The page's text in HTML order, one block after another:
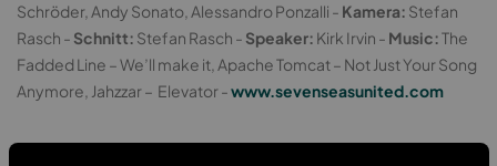
Schröder, Andy Sonato, Alessandro Ponzalli - Kamera: Stefan
Rasch - Schnitt: Stefan Rasch - Speaker: Kirk Irvin - Music:The
Fadded Line – We’ll make it, Apache Tomcat – Not Just Your Song
Anymore, Jahzzar – Elevator -www.sevenseasunited.com